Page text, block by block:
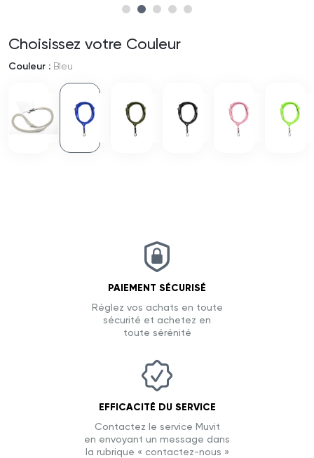
Choisissez votre Couleur
Couleur : Bleu
PAIEMENT SÉCURISÉ
Réglez vos achats en toute
sécurité et achetez en
toute sérénité
EFFICACITÉ DU SERVICE
Contactez le service Muvit
en envoyant un message dans
la rubrique « contactez-nous »